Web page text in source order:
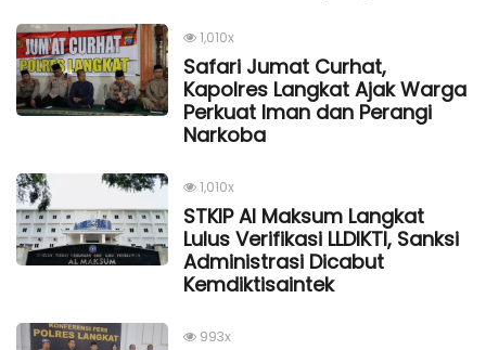
1,010x
Safari Jumat Curhat,
Kapolres Langkat Ajak Warga
Perkuat Iman dan Perangi
Narkoba
1,010x
STKIP Al Maksum Langkat
Lulus Verifikasi LLDIKTI, Sanksi
Administrasi Dicabut
Kemdiktisaintek
993x